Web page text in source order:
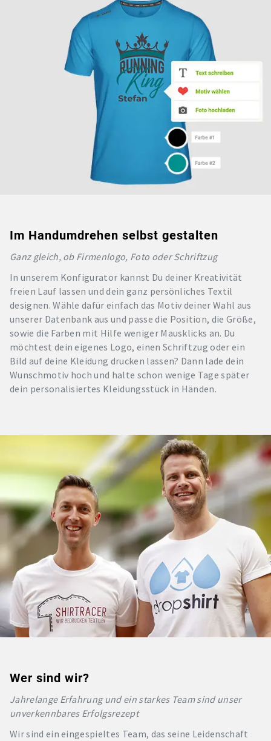
Im Handumdrehen selbst gestalten
Ganz gleich, ob Firmenlogo, Foto oder Schriftzug
In unserem Konfigurator kannst Du deiner Kreativität
freien Lauf lassen und dein ganz persönliches Textil
designen. Wähle dafür einfach das Motiv deiner Wahl aus
unserer Datenbank aus und passe die Position, die Größe,
sowie die Farben mit Hilfe weniger Mausklicks an. Du
möchtest dein eigenes Logo, einen Schriftzug oder ein
Bild auf deine Kleidung drucken lassen? Dann lade dein
Wunschmotiv hoch und halte schon wenige Tage später
dein personalisiertes Kleidungsstück in Händen.
Wer sind wir?
Jahrelange Erfahrung und ein starkes Team sind unser
unverkennbares Erfolgsrezept
Wir sind ein eingespieltes Team, das seine Leidenschaft